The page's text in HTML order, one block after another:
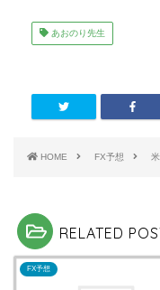
あおのり先生
HOME FX予想
RELATED
FX予想